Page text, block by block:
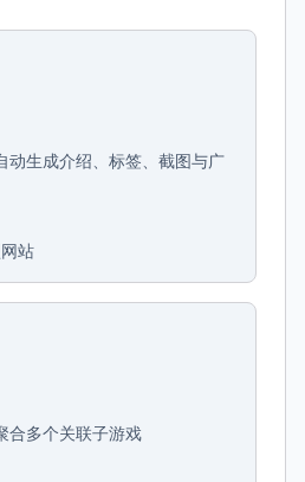
动生成介绍、标签、截图与广
站
合多个关联子游戏